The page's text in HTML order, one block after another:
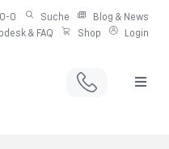
0 Suche
Blog & News
& FAQ
Shop Login